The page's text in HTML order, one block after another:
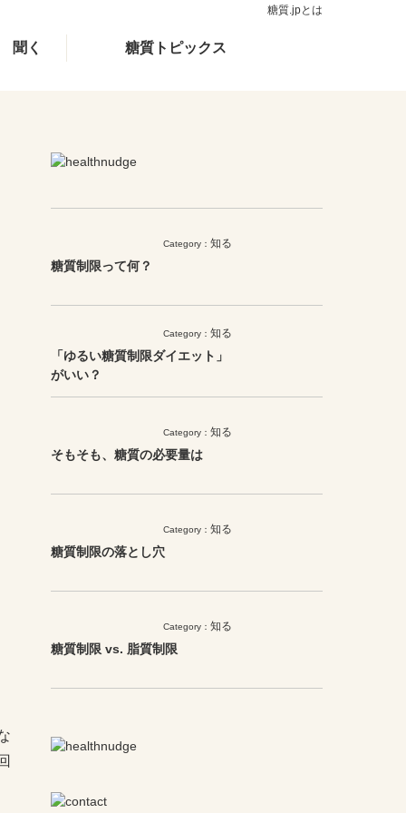
聞く 糖質トピックス
糖質.jpとは
Category： 知る
糖質制限って何？
Category： 知る
「ゆるい糖質制限ダイエット」
がいい？
Category： 知る
そもそも、糖質の必要量は
Category： 知る
糖質制限の落とし穴
Category： 知る
糖質制限 vs. 脂質制限